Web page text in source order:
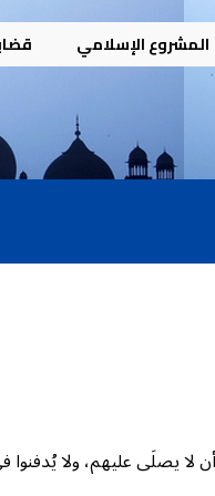
المشروع الإسلامي
لا يصلَى عليهم، ولا